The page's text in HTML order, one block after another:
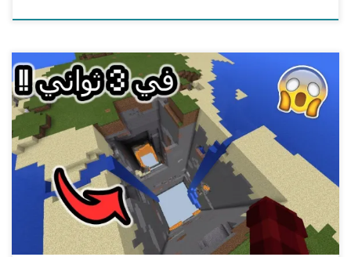
Minecraft PE | كيف تسوي فتحة عملاقة في ثواني في ماين
كرافت الجوال
===============================================
== شكرا لكم على المشاهدة ويا ريت نقدر نوصل 1000 لايك n_n
وياريت تنشرون هاشتاق : #دعمSsEluxX
افضل استضافة
سيرفرات ماين كرافت
https://www.sseluxx.com/host/
قناتي الثانية ( قناة الالعاب ) اتمنى تشتركوا فيها
[…]